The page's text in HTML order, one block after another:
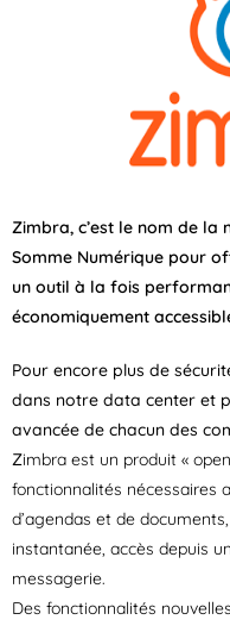
Zimbra, c’est le nom de
Somme Numérique pour
un outil à la fois
économiquement
Pour encore plus de
dans notre data center et
avancée de chacun des
Zimbra est un produit «
fonctionnalités nécessaires
d’agendas et de
instantanée, accès depuis
messagerie.
Des fonctionnalités